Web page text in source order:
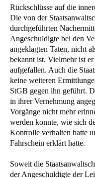
Rückschlüsse auf die
Die von der
durchgeführten
Angeschuldigte bei den
angeklagten Taten, nicht
bekannt ist. Vielmehr ist
aufgefallen. Auch die
keine weiteren
StGB gegen ihn geführt.
in ihrer Vernehmung
Vorgänge nicht mehr
werden konnte, wie sich
Kontrolle verhalten hatte
Fahrschein erklärt hatte.
Soweit die
der Angeschuldigte der